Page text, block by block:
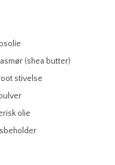
(shea butter)
stivelse
olie